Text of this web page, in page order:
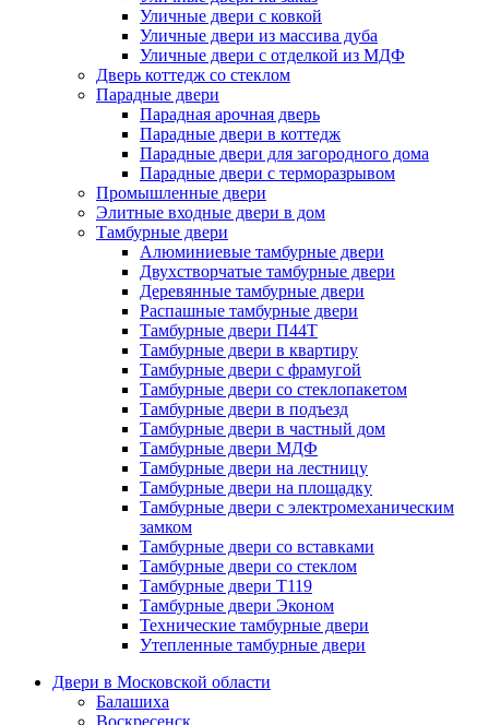
Уличные двери с ковкой
Уличные двери из массива дуба
Уличные двери с отделкой из МДФ
Дверь коттедж со стеклом
Парадные двери
Парадная арочная дверь
Парадные двери в коттедж
Парадные двери для загородного дома
Парадные двери с терморазрывом
Промышленные двери
Элитные входные двери в дом
Тамбурные двери
Алюминиевые тамбурные двери
Двухстворчатые тамбурные двери
Деревянные тамбурные двери
Распашные тамбурные двери
Тамбурные двери П44Т
Тамбурные двери в квартиру
Тамбурные двери с фрамугой
Тамбурные двери со стеклопакетом
Тамбурные двери в подъезд
Тамбурные двери в частный дом
Тамбурные двери МДФ
Тамбурные двери на лестницу
Тамбурные двери на площадку
Тамбурные двери с электромеханическим
замком
Тамбурные двери со вставками
Тамбурные двери со стеклом
Тамбурные двери Т119
Тамбурные двери Эконом
Технические тамбурные двери
Утепленные тамбурные двери
Двери в Московской области
Балашиха
Воскресенск